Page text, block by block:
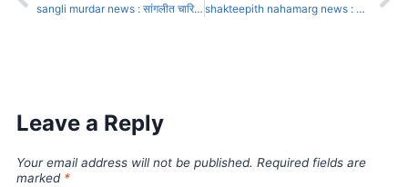
sangli murdar news : सांगलीत चारित्र्याच्या संशयावरून पत्नीचा निर्घृण खून shakteepith nahamarg news : शक्तिपीठ’ विरोधात 1 जुलैला अंकलीला रास्ता रोको
Leave a Reply
Your email address will not be published. Required fields are
marked *